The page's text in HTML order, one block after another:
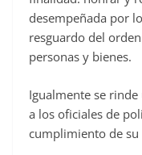
desempeñada por
resguardo del
personas y bienes.
Igualmente se
a los oficiales de
cumplimiento de su